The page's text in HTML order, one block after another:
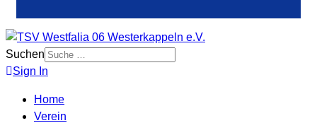
Suchen
Sign In
Home
Verein